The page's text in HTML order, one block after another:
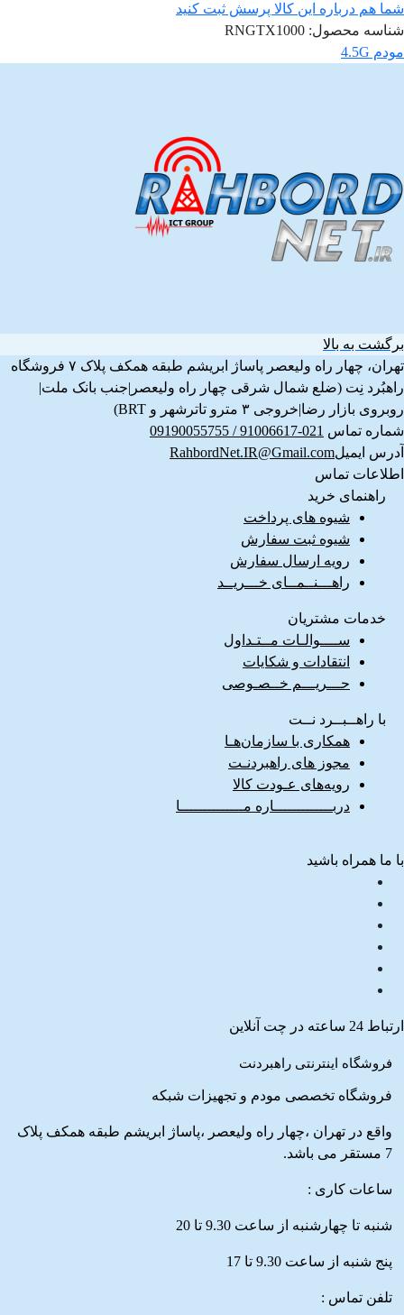
شما هم درباره این کالا پرسش ثبت کنید
شناسه محصول: RNGTX1000
مودم 4.5G
برگشت به بالا
تهران، چهار راه ولیعصر پاساژ ابریشم طبقه همکف پلاک ۷ فروشگاه
راهبُرد نِت (ضلع شمال شرقی چهار راه ولیعصر|جنب بانک ملت|
روبروی بازار رضا|خروجی ۳ مترو تاترشهر و BRT)‎‎
شماره تماس 021-91006617 / 09190055755
آدرس ایمیلRahbordNet.IR@Gmail.com
اطلاعات تماس
راهنمای خرید
شیوه های پرداخت
شیوه ثبت سفارش
رویه ارسال سفارش
راهـــنــمــای خـــریــد
خدمات مشتریان
ســــوالـات مــتـداول
انتقادات و شکایات
حـــریـــم خــصـوصی
با راهــبــرد نــت
همکاری با سازمان‌هـا
مجوز های راهبردنـت
رویه‌های عـودت کالا
دربـــــــــــــاره مــــــــــــــا
با ما همراه باشید
ارتباط 24 ساعته در چت آنلاین
فروشگاه اینترنتی راهبردنت
فروشگاه تخصصی مودم و تجهیزات شبکه
واقع در تهران ،چهار راه ولیعصر ،پاساژ ابریشم طبقه همکف پلاک
7 مستقر می باشد.
ساعات کاری :
شنبه تا چهارشنبه از ساعت 9.30 تا 20
پنج شنبه از ساعت 9.30 تا 17
تلفن تماس :